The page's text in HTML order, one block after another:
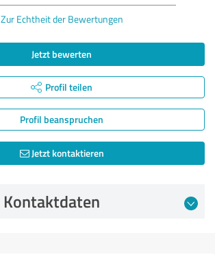
Zur Echtheit der Bewertungen
Jetzt bewerten
Profil teilen
Profil beanspruchen
Jetzt kontaktieren
Kontaktdaten